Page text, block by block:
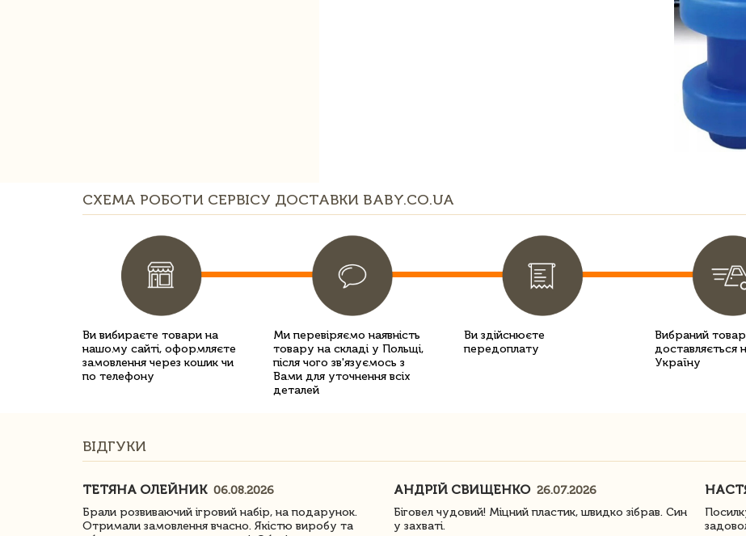
СХЕМА РОБОТИ СЕРВІСУ ДОСТАВКИ BABY.CO.UA
Ви вибираєте товари на
нашому сайті, оформляєте
замовлення через кошик чи
по телефону
Ми перевіряємо наявність
товару на складі у Польщі,
після чого зв'язуємось з
Вами для уточнення всіх
деталей
Ви здійснюєте
передоплату
Вибраний товар
доставляється
Україну
ВІДГУКИ
ТЕТЯНА ОЛЕЙНИК 06.08.2026
Брали розвиваючий ігровий набір, на подарунок.
Отримали замовлення вчасно. Якістю виробу та
АНДРІЙ СВИЩЕНКО 26.07.2026
Біговел чудовий! Міцний пластик, швидко зібрав. Син
у захваті.